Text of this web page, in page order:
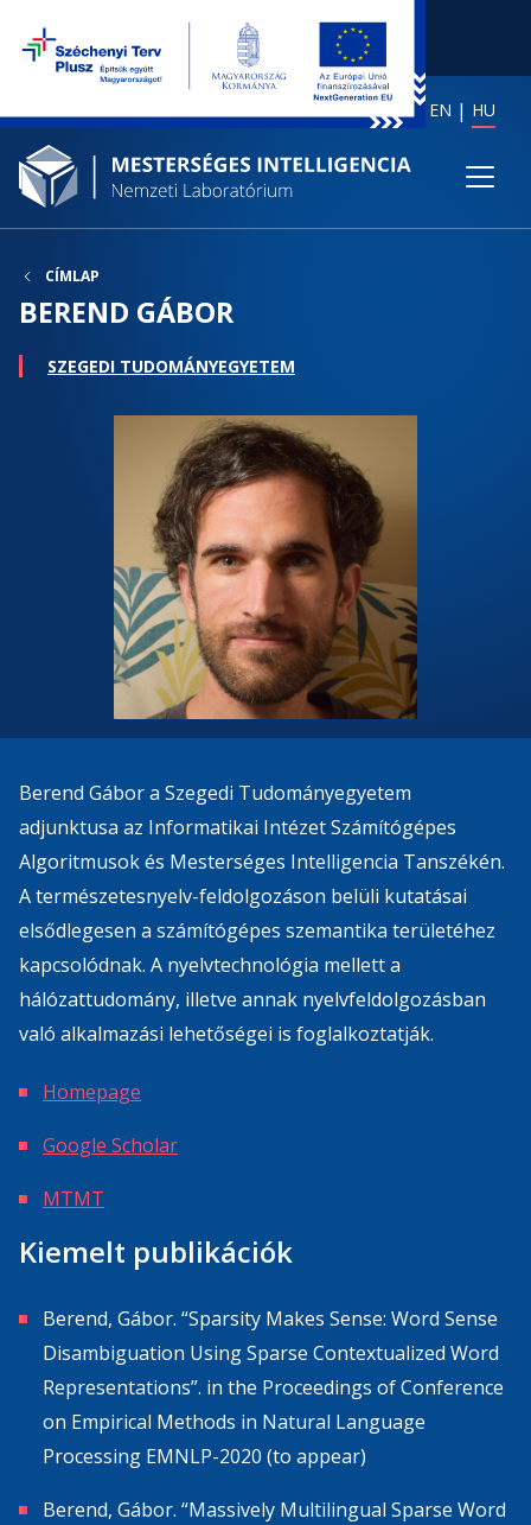
EN HU
CÍMLAP
BEREND GÁBOR
SZEGEDI TUDOMÁNYEGYETEM
Berend Gábor a Szegedi Tudományegyetem
adjunktusa az Informatikai Intézet Számítógépes
Algoritmusok és Mesterséges Intelligencia Tanszékén.
A természetesnyelv-feldolgozáson belüli kutatásai
elsődlegesen a számítógépes szemantika területéhez
kapcsolódnak. A nyelvtechnológia mellett a
hálózattudomány, illetve annak nyelvfeldolgozásban
való alkalmazási lehetőségei is foglalkoztatják.
Homepage
Google Scholar
MTMT
Kiemelt publikációk
Berend, Gábor. “Sparsity Makes Sense: Word Sense
Disambiguation Using Sparse Contextualized Word
Representations”. in the Proceedings of Conference
on Empirical Methods in Natural Language
Processing EMNLP-2020 (to appear)
Berend, Gábor. “Massively Multilingual Sparse Word